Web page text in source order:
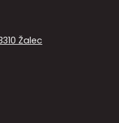
Žalec